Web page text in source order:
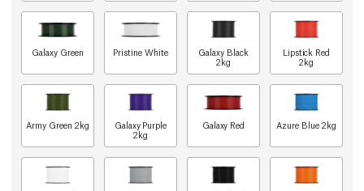
Galaxy Green Pristine White
Galaxy Black
2kg
Lipstick Red
2kg
Army Green 2kg
Galaxy Purple
2kg
Galaxy Red Azure Blue 2kg